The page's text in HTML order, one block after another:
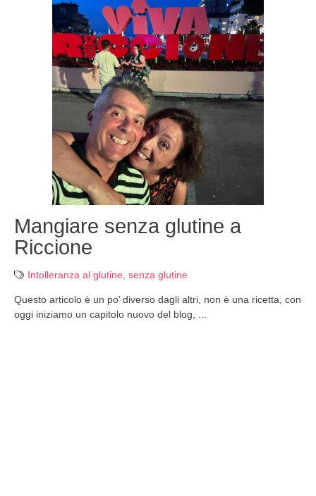
Mangiare senza glutine a
Riccione
Intolleranza al glutine senza glutine
Questo articolo è un po’ diverso dagli altri, non è una ricetta, con
oggi iniziamo un capitolo nuovo del blog, ...